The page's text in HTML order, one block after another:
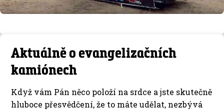
Aktuálně o evangelizačních
kamiónech
Když vám Pán něco položí na srdce a jste skutečně
hluboce přesvědčení, že to máte udělat, nezbývá